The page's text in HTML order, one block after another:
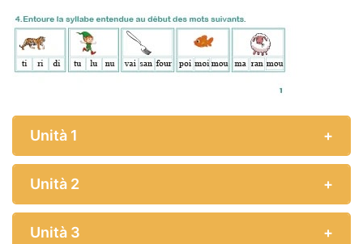
Unità 1
Unità 2
Unità 3